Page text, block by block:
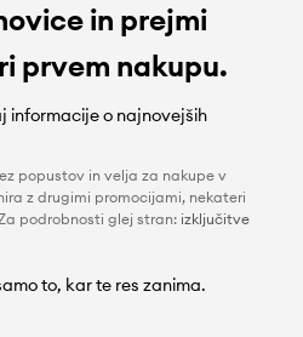
in prejmi
prvem nakupu.
informacije o najnovejših
popustov in velja za nakupe v
z drugimi promocijami, nekateri
podrobnosti glej stran: izključitve
to, kar te res zanima.